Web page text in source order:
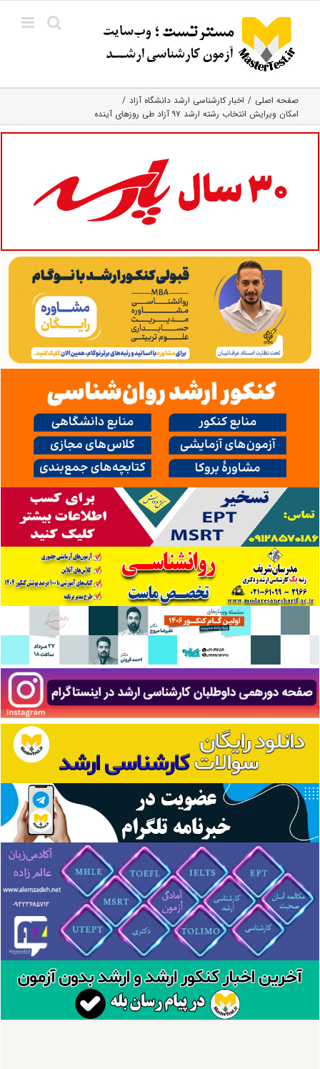
content
صفحه اصلی
اخبار کارشناسی ارشد دانشگاه آزاد
امکان ویرایش انتخاب رشته ارشد ۹۷ آزاد طی روزهای آینده